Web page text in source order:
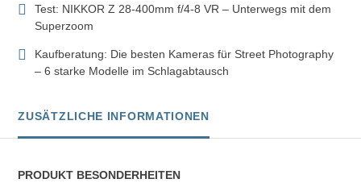
Test: NIKKOR Z 28-400mm f/4-8 VR – Unterwegs mit dem
Superzoom
Kaufberatung: Die besten Kameras für Street Photography
– 6 starke Modelle im Schlagabtausch
ZUSÄTZLICHE INFORMATIONEN
PRODUKT BESONDERHEITEN